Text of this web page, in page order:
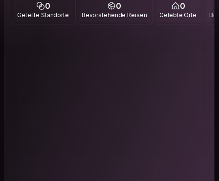
0
Geteilte Standorte
0
Bevorstehende Reisen
0
Gelebte Orte